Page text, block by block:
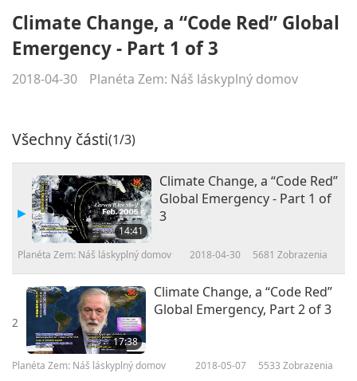
Climate Change, a “Code Red” Global
Emergency - Part 1 of 3
2018-04-30 Planéta Zem: Náš láskyplný domov
Všechny části(1/3)
14:41
Climate Change, a “Code Red”
Global Emergency - Part 1 of
3
Planéta Zem: Náš láskyplný domov 2018-04-30 5681 Zobrazenia
2
17:38
Climate Change, a “Code Red”
Global Emergency, Part 2 of 3
Planéta Zem: Náš láskyplný domov 2018-05-07 5533 Zobrazenia